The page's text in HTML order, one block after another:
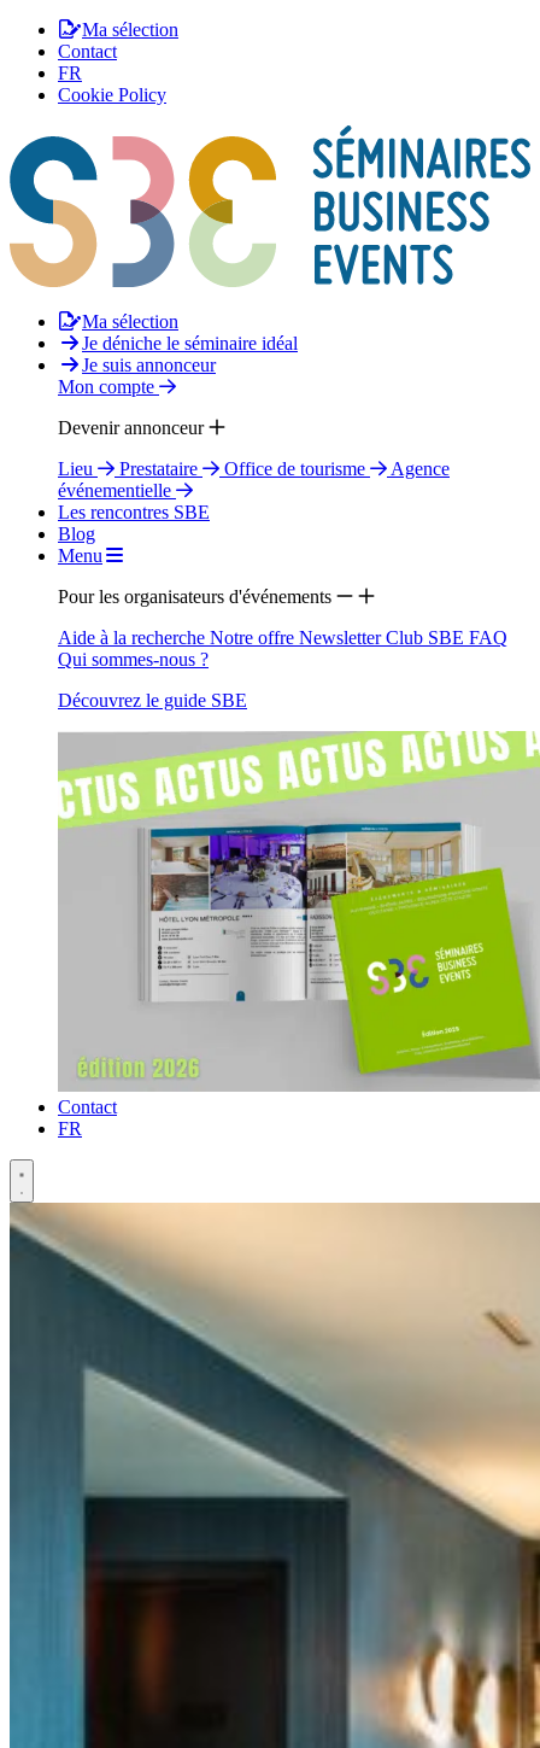
Ma sélection
Contact
FR
Cookie Policy
Ma sélection
Je déniche le séminaire idéal
Je suis annonceur
Mon compte
Devenir annonceur
Lieu
Prestataire Office de tourisme
Agence
événementielle
Les rencontres SBE
Blog
Menu
Pour les organisateurs d'événements
Aide à la recherche Notre offre NewsletterClub SBE FAQ
Qui sommes-nous ?
Découvrez le guide SBE
Contact
FR